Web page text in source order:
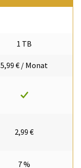
1 TB
5,99 € / Monat
2,99 €
7 %